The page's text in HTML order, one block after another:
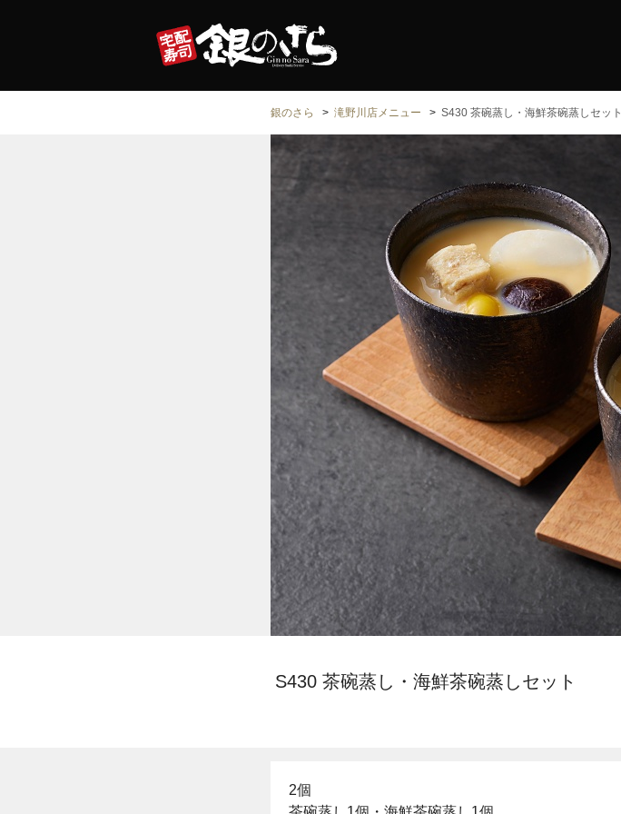
銀のさら 滝野川店メニュー S430 茶碗蒸し・海鮮茶碗蒸しセット
S430 茶碗蒸し・海鮮茶碗蒸しセット
2個